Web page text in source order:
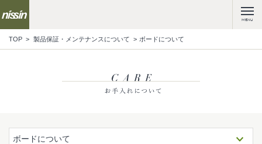
MENU
TOP 製品保証・メンテナンスについて ボードについて
ボードについて